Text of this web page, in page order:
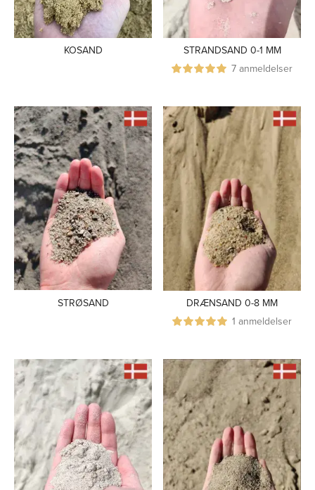
KOSAND
STRANDSAND 0-1 MM
7 anmeldelser
STRØSAND
DRÆNSAND 0-8 MM
1 anmeldelser